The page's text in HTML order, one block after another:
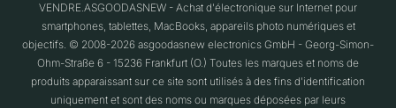
VENDRE.ASGOODASNEW - Achat d'électronique sur Internet pour
smartphones, tablettes, MacBooks, appareils photo numériques et
objectifs. © 2008-2026 asgoodasnew electronics GmbH - Georg-Simon-
Ohm-Straße 6 - 15236 Frankfurt (O.) Toutes les marques et noms de
produits apparaissant sur ce site sont utilisés à des fins d'identification
uniquement et sont des noms ou marques déposées par leurs